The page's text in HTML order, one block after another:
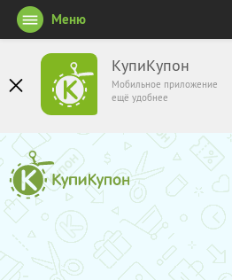
КупиКупон
Мобильное приложение
ещё удобнее
Меню